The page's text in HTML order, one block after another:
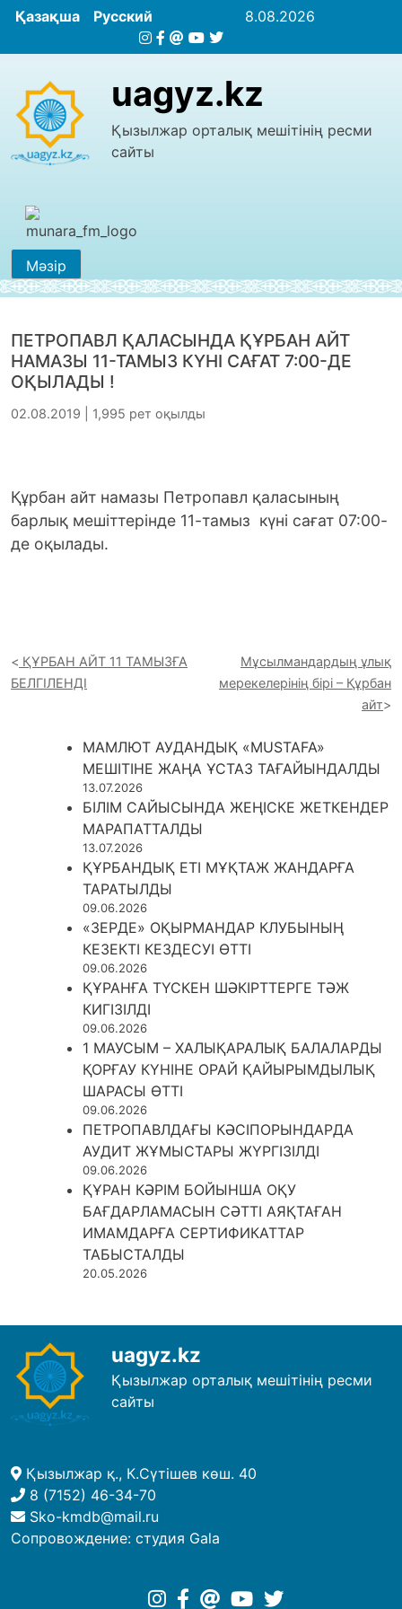
Қазақша Русский 8.08.2026
uagyz.kz
Қызылжар орталық мешітінің ресми
сайты
Мәзір
ПЕТРОПАВЛ ҚАЛАСЫНДА ҚҰРБАН АЙТ
НАМАЗЫ 11-ТАМЫЗ КҮНІ САҒАТ 7:00-ДЕ
ОҚЫЛАДЫ !
02.08.2019 | 1,995 рет оқылды
Құрбан айт намазы Петропавл қаласының
барлық мешіттерінде 11-тамыз күні сағат 07:00-
де оқылады.
ҚҰРБАН АЙТ 11 ТАМЫЗҒА
БЕЛГІЛЕНДІ
Мұсылмандардың ұлық
мерекелерінің бірі – Құрбан
айт
МАМЛЮТ АУДАНДЫҚ «MUSTAFA»
МЕШІТІНЕ ЖАҢА ҰСТАЗ ТАҒАЙЫНДАЛДЫ
13.07.2026
БІЛІМ САЙЫСЫНДА ЖЕҢІСКЕ ЖЕТКЕНДЕР
МАРАПАТТАЛДЫ
13.07.2026
ҚҰРБАНДЫҚ ЕТІ МҰҚТАЖ ЖАНДАРҒА
ТАРАТЫЛДЫ
09.06.2026
«ЗЕРДЕ» ОҚЫРМАНДАР КЛУБЫНЫҢ
КЕЗЕКТІ КЕЗДЕСУІ ӨТТІ
09.06.2026
ҚҰРАНҒА ТҮСКЕН ШӘКІРТТЕРГЕ ТӘЖ
КИГІЗІЛДІ
09.06.2026
1 МАУСЫМ – ХАЛЫҚАРАЛЫҚ БАЛАЛАРДЫ
ҚОРҒАУ КҮНІНЕ ОРАЙ ҚАЙЫРЫМДЫЛЫҚ
ШАРАСЫ ӨТТІ
09.06.2026
ПЕТРОПАВЛДАҒЫ КӘСІПОРЫНДАРДА
АУДИТ ЖҰМЫСТАРЫ ЖҮРГІЗІЛДІ
09.06.2026
ҚҰРАН КӘРІМ БОЙЫНША ОҚУ
БАҒДАРЛАМАСЫН СӘТТІ АЯҚТАҒАН
ИМАМДАРҒА СЕРТИФИКАТТАР
ТАБЫСТАЛДЫ
20.05.2026
uagyz.kz
Қызылжар орталық мешітінің ресми
сайты
Қызылжар қ., К.Сүтішев көш. 40
8 (7152) 46-34-70
Sko-kmdb@mail.ru
Сопровождение: студия Gala